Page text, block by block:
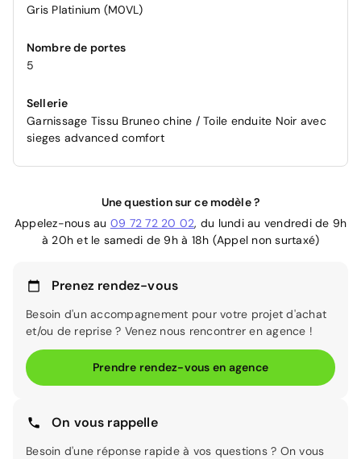
Gris Platinium (M0VL)
Nombre de portes
5
Sellerie
Garnissage Tissu Bruneo chine / Toile enduite Noir avec
sieges advanced comfort
Une question sur ce modèle ?
Appelez-nous au 09 72 72 20 02, du lundi au vendredi de 9h
à 20h et le samedi de 9h à 18h (Appel non surtaxé)
Prenez rendez-vous
Besoin d'un accompagnement pour votre projet d'achat
et/ou de reprise ? Venez nous rencontrer en agence !
Prendre rendez-vous en agence
On vous rappelle
Besoin d'une réponse rapide à vos questions ? On vous